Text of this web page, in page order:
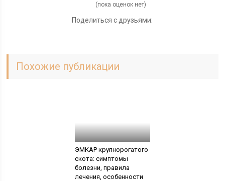
(пока оценок нет)
Поделиться с друзьями:
Похожие публикации
ЭМКАР крупнорогатого
скота: симптомы
болезни, правила
лечения, особенности